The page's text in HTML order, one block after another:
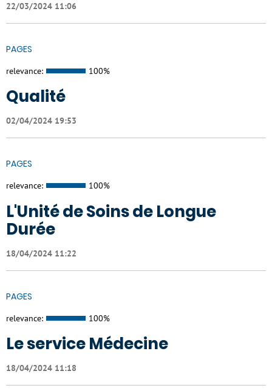
22/03/2024 11:06
PAGES
relevance: 100%
Qualité
02/04/2024 19:53
PAGES
relevance: 100%
L'Unité de Soins de Longue
Durée
18/04/2024 11:22
PAGES
relevance: 100%
Le service Médecine
18/04/2024 11:18